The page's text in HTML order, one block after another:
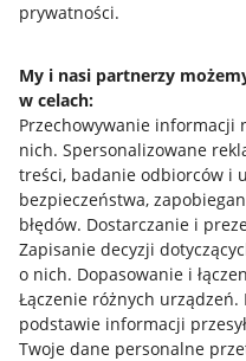
prywatności.
My i nasi partnerzy
w celach:
Przechowywanie
nich. Spersonalizowane
treści, badanie odbiorców i
bezpieczeństwa,
błędów. Dostarczanie i
Zapisanie decyzji
o nich. Dopasowanie i
Łączenie różnych urządzeń.
podstawie informacji
Twoje dane personalne
Jak to działa
Allegro Gadane dla
Allegro Gadane dla
Mapa miejscowości
Informacje prawne
Regulamin
Polityka plików "cookies"